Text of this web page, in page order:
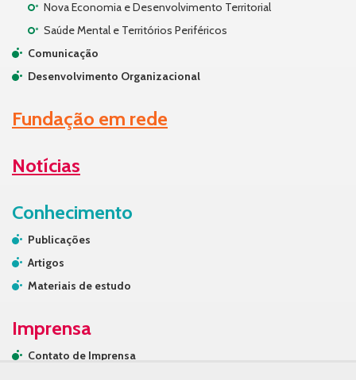
Nova Economia e Desenvolvimento Territorial
Saúde Mental e Territórios Periféricos
Comunicação
Desenvolvimento Organizacional
Fundação em rede
Notícias
Conhecimento
Publicações
Artigos
Materiais de estudo
Imprensa
Contato de Imprensa